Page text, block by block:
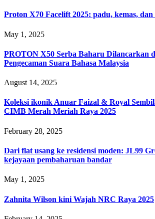
Proton X70 Facelift 2025: padu, kemas,
May 1, 2025
PROTON X50 Serba Baharu Dilancarkan
Pengecaman Suara Bahasa Malaysia
August 14, 2025
Koleksi ikonik Anuar Faizal & Royal
CIMB Merah Meriah Raya 2025
February 28, 2025
Dari flat usang ke residensi moden: JL99
kejayaan pembaharuan bandar
May 1, 2025
Zahnita Wilson kini Wajah NRC Raya 2025